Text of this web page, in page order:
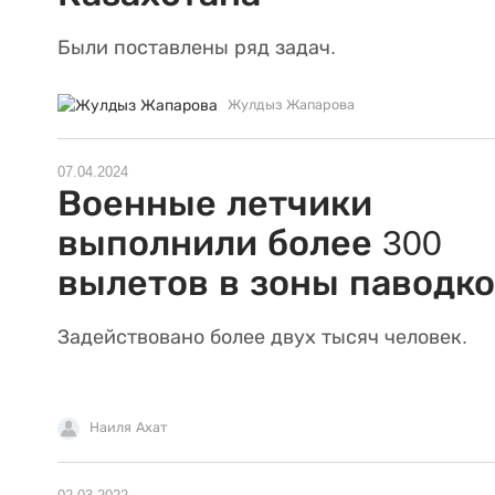
Были поставлены ряд задач.
Жулдыз Жапарова
07.04.2024
Военные летчики
выполнили более 300
вылетов в зоны
Задействовано более двух тысяч человек.
Наиля Ахат